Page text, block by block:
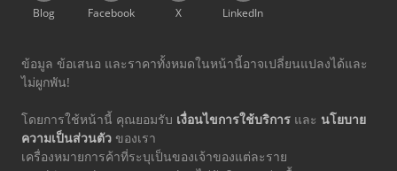
Blog Facebook X LinkedIn
ข้อมูล ข้อเสนอ และราคาทั้งหมดในหน้านี้อาจเปลี่ยนแปลงได้และ
ไม่ผูกพัน!
โดยการใช้หน้านี้ คุณยอมรับ เงื่อนไขการใช้บริการ และ นโยบาย
ความเป็นส่วนตัว ของเรา
เครื่องหมายการค้าที่ระบุเป็นของเจ้าของแต่ละราย